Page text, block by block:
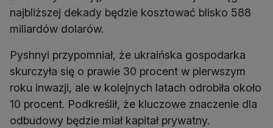
najbliższej dekady będzie kosztować blisko 588
miliardów dolarów.
Pyshnyi przypomniał, że ukraińska gospodarka
skurczyła się o prawie 30 procent w pierwszym
roku inwazji, ale w kolejnych latach odrobiła około
10 procent. Podkreślił, że kluczowe znaczenie dla
odbudowy będzie miał kapitał prywatny.